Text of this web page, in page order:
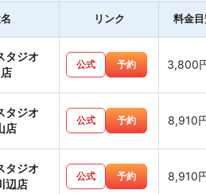
リンク 料金
タジオ
公式 予約 3,800
タジオ
店
公式 予約 8,910
タジオ
辺店
公式 予約 8,910